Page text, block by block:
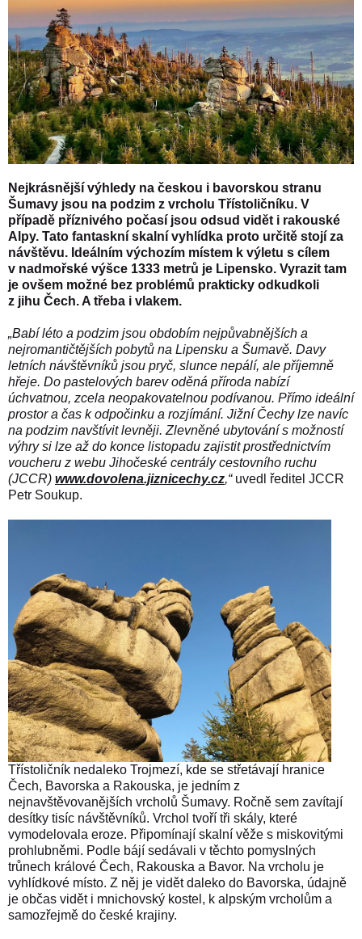
Nejkrásnější výhledy na českou i bavorskou stranu
Šumavy jsou na podzim z vrcholu Třístoličníku. V
případě příznivého počasí jsou odsud vidět i rakouské
Alpy. Tato fantaskní skalní vyhlídka proto určitě stojí za
návštěvu. Ideálním výchozím místem k výletu s cílem
v nadmořské výšce 1333 metrů je Lipensko. Vyrazit tam
je ovšem možné bez problémů prakticky odkudkoli
z jihu Čech. A třeba i vlakem.
„Babí léto a podzim jsou obdobím nejpůvabnějších a
nejromantičtějších pobytů na Lipensku a Šumavě. Davy
letních návštěvníků jsou pryč, slunce nepálí, ale příjemně
hřeje. Do pastelových barev oděná příroda nabízí
úchvatnou, zcela neopakovatelnou podívanou. Přímo ideální
prostor a čas k odpočinku a rozjímání. Jižní Čechy lze navíc
na podzim navštívit levněji. Zlevněné ubytování s možností
výhry si lze až do konce listopadu zajistit prostřednictvím
voucheru z webu Jihočeské centrály cestovního ruchu
(JCCR) www.dovolena.jiznicechy.cz,“uvedl ředitel JCCR
Petr Soukup.
Třístoličník nedaleko Trojmezí, kde se střetávají hranice
Čech, Bavorska a Rakouska, je jedním z
nejnavštěvovanějších vrcholů Šumavy. Ročně sem zavítají
desítky tisíc návštěvníků. Vrchol tvoří tři skály, které
vymodelovala eroze. Připomínají skalní věže s miskovitými
prohlubněmi. Podle bájí sedávali v těchto pomyslných
trůnech králové Čech, Rakouska a Bavor. Na vrcholu je
vyhlídkové místo. Z něj je vidět daleko do Bavorska, údajně
je občas vidět i mnichovský kostel, k alpským vrcholům a
samozřejmě do české krajiny.